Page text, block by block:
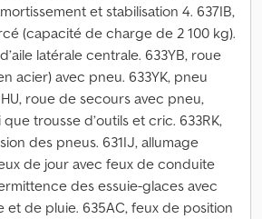
et stabilisation 4. 637IB,
(capacité de charge de 2 100 kg).
latérale centrale. 633YB, roue
acier) avec pneu. 633YK, pneu
roue de secours avec pneu,
trousse d’outils et cric. 633RK,
des pneus. 631IJ, allumage
de jour avec feux de conduite
des essuie-glaces avec
de pluie. 635AC, feux de position